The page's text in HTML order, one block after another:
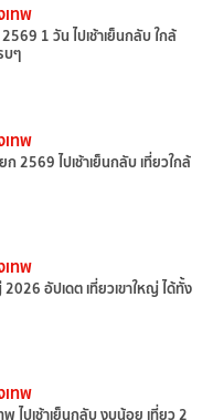
เทพ
1 วัน ไปเช้าเย็นกลับ ใกล้
บๆ
เทพ
2569 ไปเช้าเย็นกลับ เที่ยวใกล้
เทพ
อัปเดต เที่ยวเขาใหญ่ ได้ทั้ง
เทพ
พ ไปเช้าเย็นกลับ งบน้อย เที่ยว 2